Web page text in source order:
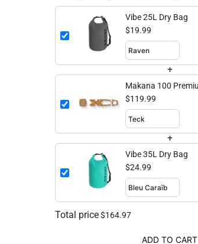
Vibe 25L Dry Bag
$19.99
+
Makana 100
$119.99
+
Vibe 35L Dry Bag
$24.99
Total price$164.97
ADD TO CART